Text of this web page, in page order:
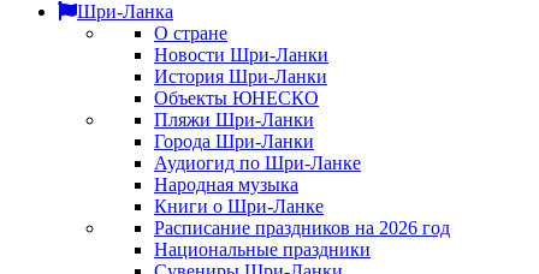
Шри-Ланка
О стране
Новости Шри-Ланки
История Шри-Ланки
Объекты ЮНЕСКО
Пляжи Шри-Ланки
Города Шри-Ланки
Аудиогид по Шри-Ланке
Народная музыка
Книги о Шри-Ланке
Расписание праздников на 2026 год
Национальные праздники